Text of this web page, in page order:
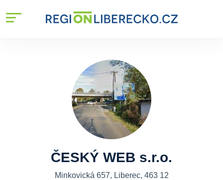
ČESKÝ WEB s.r.o.
Minkovická 657, Liberec, 463 12